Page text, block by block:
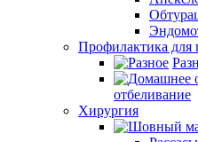
Профилактика для
отбеливание
Хирургия